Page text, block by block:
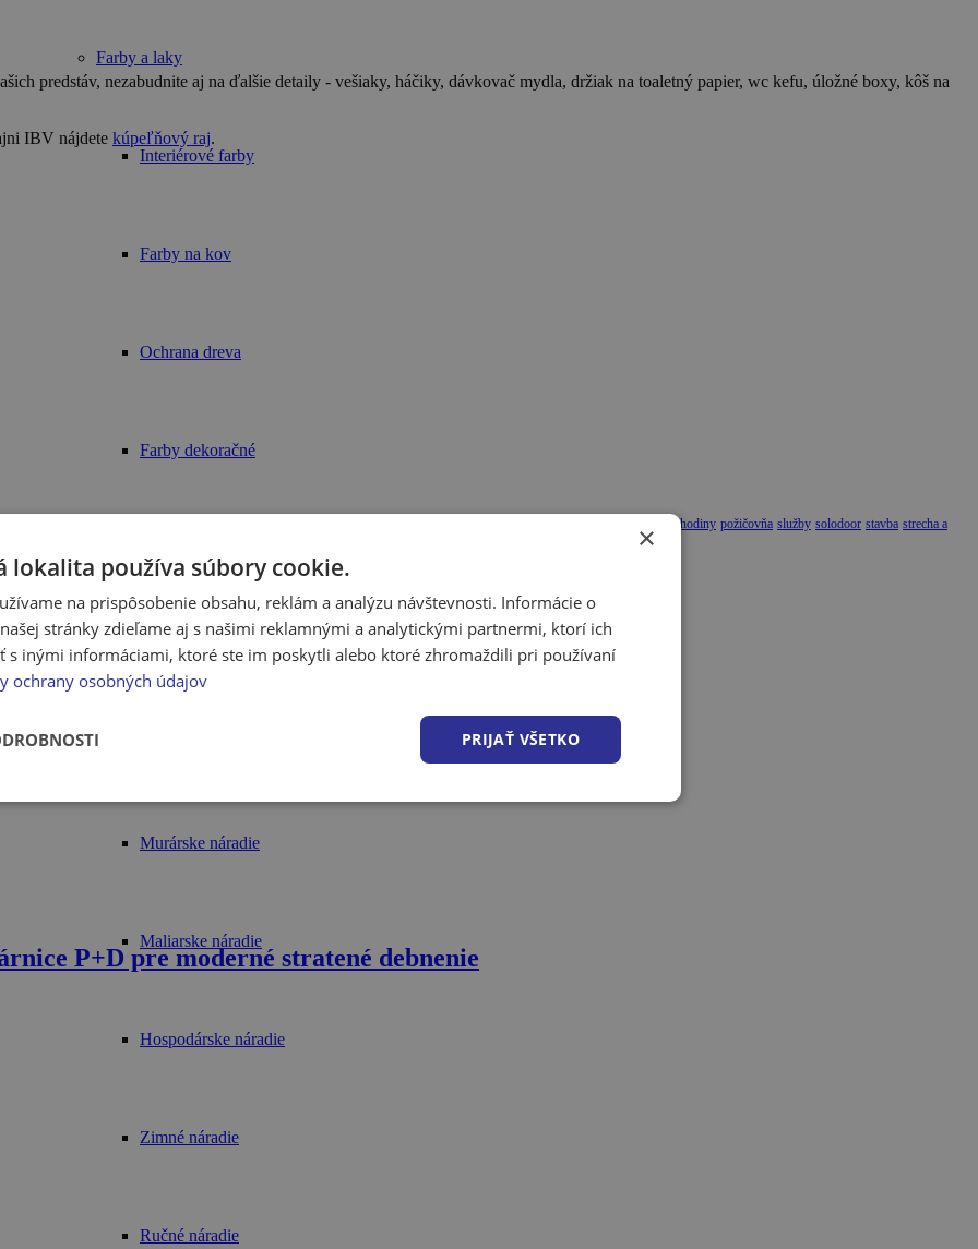
Farby a laky
Interiérové farby
Farby na kov
Ochrana dreva
Farby dekoračné
Ostatné
Náradie
Murárske náradie
Maliarske náradie
Hospodárske náradie
Zimné náradie
Ručné náradie
predstáv, nezabudnite aj na ďalšie detaily - vešiaky, háčiky, dávkovač mydla, držiak na toaletný papier, wc kefu, úložné boxy, kôš na
IBV nájdete kúpeľňový raj.
otváracie hodiny požičovňa služby solodoor stavba strecha a
P+D pre moderné stratené debnenie
×
lokalita používa súbory cookie.
na prispôsobenie obsahu, reklám a analýzu návštevnosti. Informácie o
stránky zdieľame aj s našimi reklamnými a analytickými partnermi, ktorí ich
s inými informáciami, ktoré ste im poskytli alebo ktoré zhromaždili pri používaní
ochrany osobných údajov
PRIJAŤ VŠETKO